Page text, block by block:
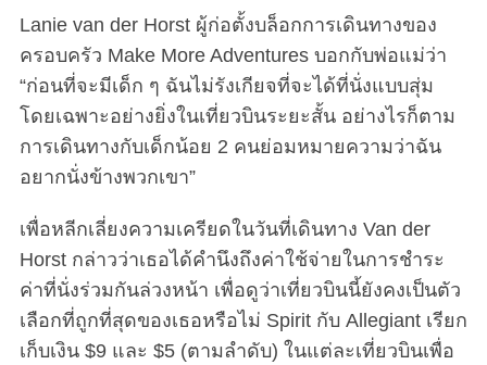
Lanie van der Horst ผู้ก่อตั้งบล็อกการเดินทางของ
ครอบครัว Make More Adventures บอกกับพ่อแม่ว่า
“ก่อนที่จะมีเด็ก ๆ ฉันไม่รังเกียจที่จะได้ที่นั่งแบบสุ่ม
โดยเฉพาะอย่างยิ่งในเที่ยวบินระยะสั้น อย่างไรก็ตาม
การเดินทางกับเด็กน้อย 2 คนย่อมหมายความว่าฉัน
อยากนั่งข้างพวกเขา”
เพื่อหลีกเลี่ยงความเครียดในวันที่เดินทาง Van der
Horst กล่าวว่าเธอได้คำนึงถึงค่าใช้จ่ายในการชำระ
ค่าที่นั่งร่วมกันล่วงหน้า เพื่อดูว่าเที่ยวบินนี้ยังคงเป็นตัว
เลือกที่ถูกที่สุดของเธอหรือไม่ Spirit กับ Allegiant เรียก
เก็บเงิน $9 และ $5 (ตามลำดับ) ในแต่ละเที่ยวบินเพื่อ